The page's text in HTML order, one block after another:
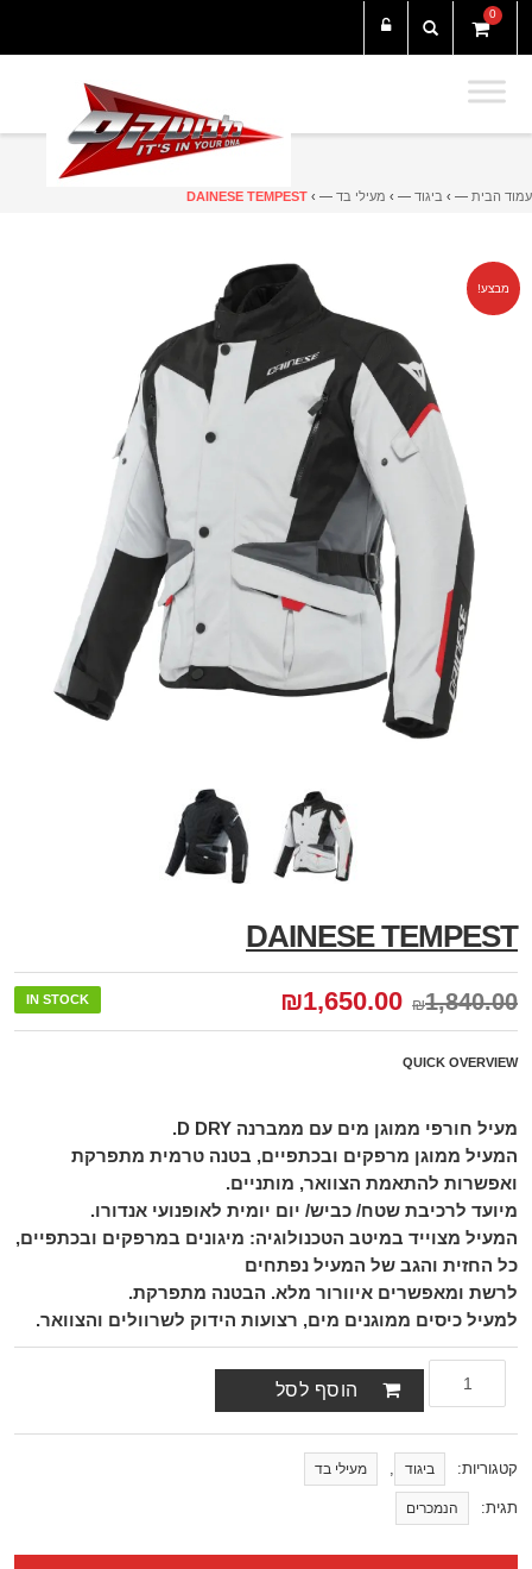
0
עמוד הבית — › ביגוד — › מעילי בד — ›
DAINESE TEMPEST
מבצע!
DAINESE TEMPEST
₪1,840.00
₪1,650.00
IN STOCK
QUICK OVERVIEW
מעיל חורפי ממוגן מים עם ממברנה D DRY.
המעיל ממוגן מרפקים ובכתפיים, בטנה טרמית מתפרקת
ואפשרות להתאמת הצוואר, מותניים.
מיועד לרכיבת שטח/ כביש/ יום יומית לאופנועי אנדורו.
המעיל מצוייד במיטב הטכנולוגיה: מיגונים במרפקים ובכתפיים,
כל החזית והגב של המעיל נפתחים
לרשת ומאפשרים איוורור מלא. הבטנה מתפרקת.
למעיל כיסים ממוגנים מים, רצועות הידוק לשרוולים והצוואר.
הוסף לסל
קטגוריות: ביגוד , מעילי בד
תגית: הנמכרים